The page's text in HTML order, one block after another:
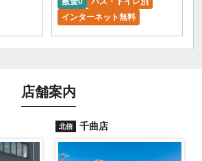
インターネット無料
店舗案内
北信 千曲店